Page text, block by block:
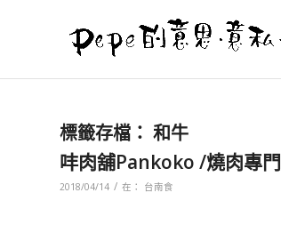
標籤存檔： 和牛
㕩肉舖Pankoko /燒肉專
2018/04/14 / 在： 台南食